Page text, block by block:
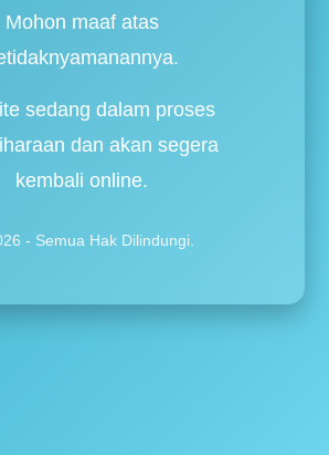
Mohon maaf atas
sedang dalam proses
dan akan segera
kembali online.
- Semua Hak Dilindungi.